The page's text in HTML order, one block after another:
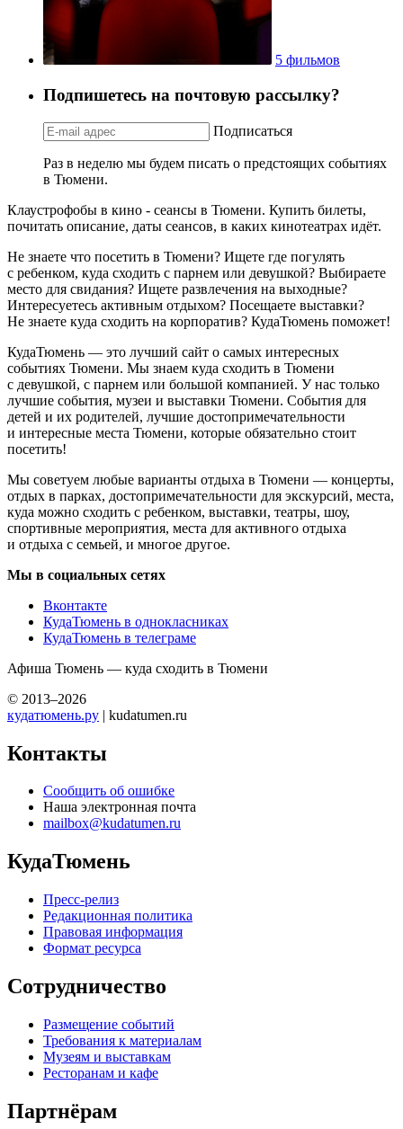
5 фильмов
Подпишетесь на почтовую рассылку?
Подписаться
Раз в неделю мы будем писать о предстоящих событиях
в Тюмени.
Клаустрофобы в кино - сеансы в Тюмени. Купить билеты,
почитать описание, даты сеансов, в каких кинотеатрах идёт.
Не знаете что посетить в Тюмени? Ищете где погулять
с ребенком, куда сходить с парнем или девушкой? Выбираете
место для свидания? Ищете развлечения на выходные?
Интересуетесь активным отдыхом? Посещаете выставки?
Не знаете куда сходить на корпоратив? КудаТюмень поможет!
КудаТюмень — это лучший сайт о самых интересных
событиях Тюмени. Мы знаем куда сходить в Тюмени
с девушкой, с парнем или большой компанией. У нас только
лучшие события, музеи и выставки Тюмени. События для
детей и их родителей, лучшие достопримечательности
и интересные места Тюмени, которые обязательно стоит
посетить!
Мы советуем любые варианты отдыха в Тюмени — концерты,
отдых в парках, достопримечательности для экскурсий, места,
куда можно сходить с ребенком, выставки, театры, шоу,
спортивные мероприятия, места для активного отдыха
и отдыха с семьей, и многое другое.
Мы в социальных сетях
Вконтакте
КудаТюмень в однокласниках
КудаТюмень в телеграме
Афиша Тюмень — куда сходить в Тюмени
© 2013–2026
кудатюмень.ру | kudatumen.ru
Контакты
Сообщить об ошибке
Наша электронная почта
mailbox@kudatumen.ru
КудаТюмень
Пресс-релиз
Редакционная политика
Правовая информация
Формат ресурса
Сотрудничество
Размещение событий
Требования к материалам
Музеям и выставкам
Ресторанам и кафе
Партнёрам